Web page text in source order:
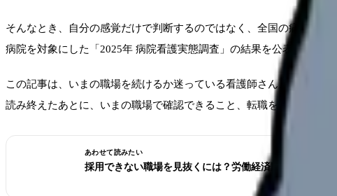
そんなとき、自分の感覚だけで判断するのではなく、全国の病院が
病院を対象にした「2025年 病院看護実態調査」の結果を公表しまし
この記事は、いまの職場を続けるか迷っている看護師さん、次の職
読み終えたあとに、いまの職場で確認できること、転職を考えるとき
あわせて読みたい
採用できない職場を見抜くには？労働経済動向調査から